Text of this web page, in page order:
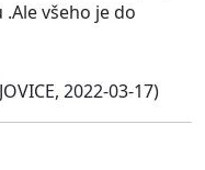
všeho je do
2022-03-17)